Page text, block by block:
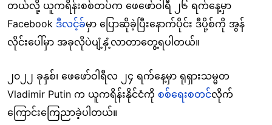
တယ်လို့ ယူကရိန်းစစ်တပ်က ဖေဖော်ဝါရီ ၂၆ ရက်နေ့မှာ
Facebook ဒီလင့်ခ်မှာ ပြောဆိုခဲ့ပြီးနောက်ပိုင်း ဒီပို့စ်ကို အွန်
လိုင်းပေါ်မှာ အခုလိုပဲပျံ့နှံ့လာတာတွေ့ရပါတယ်။
၂၀၂၂ ခုနှစ်၊ ဖေဖော်ဝါရီလ ၂၄ ရက်နေ့မှာ ရုရှားသမ္မတ
Vladimir Putin က ယူကရိန်းနိုင်ငံကို စစ်ရေးစတင်လိုက်
ကြောင်းကြေညာခဲ့ပါတယ်။